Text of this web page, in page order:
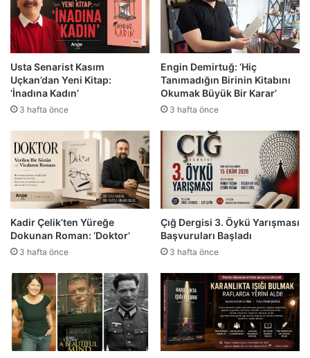
Usta Senarist Kasım
Uçkan’dan Yeni Kitap:
‘İnadına Kadın’
3 hafta önce
Engin Demirtuğ: ‘Hiç
Tanımadığın Birinin Kitabını
Okumak Büyük Bir Karar’
3 hafta önce
Kadir Çelik’ten Yüreğe
Dokunan Roman: ‘Doktor’
3 hafta önce
Çığ Dergisi 3. Öykü Yarışması
Başvuruları Başladı
3 hafta önce